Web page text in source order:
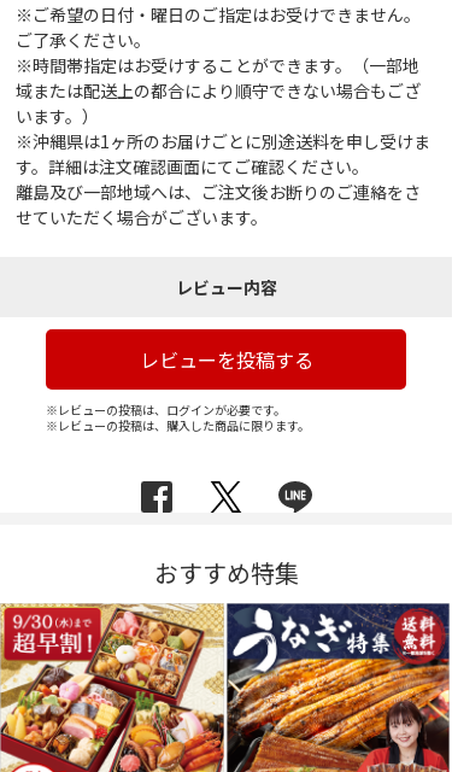
※ご希望の日付・曜日のご指定はお受けできません。
ご了承ください。
※時間帯指定はお受けすることができます。（一部地
域または配送上の都合により順守できない場合もござ
います。）
※沖縄県は1ヶ所のお届けごとに別途送料を申し受けま
す。詳細は注文確認画面にてご確認ください。
離島及び一部地域へは、ご注文後お断りのご連絡をさ
せていただく場合がございます。
レビュー内容
レビューを投稿する
※レビューの投稿は、ログインが必要です。
※レビューの投稿は、購入した商品に限ります。
おすすめ特集